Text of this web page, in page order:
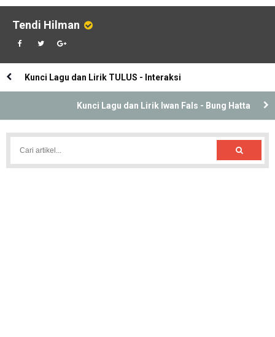
Tendi Hilman
Kunci Lagu dan Lirik TULUS - Interaksi
Kunci Lagu dan Lirik Iwan Fals - Bung Hatta